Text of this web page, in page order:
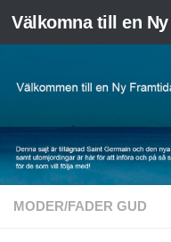
Skip to content
MODER/FADER GUD